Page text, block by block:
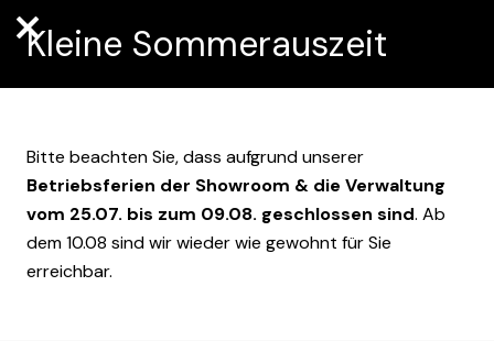
GENEH­MIGUNG,
SCHORN­STEIN­FEGER
& VORSCHRIFTEN BEIM
Kleine Sommerauszeit
Bitte beachten Sie, dass aufgrund unserer
Betriebsferien der Showroom & die Verwaltung
vom 25.07. bis zum 09.08. geschlossen sind. Ab
dem 10.08 sind wir wieder wie gewohnt für Sie
erreichbar.